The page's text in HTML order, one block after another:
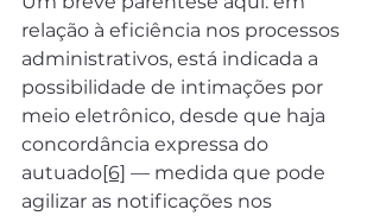
relação à eficiência nos processos
administrativos, está indicada a
possibilidade de intimações por
meio eletrônico, desde que haja
concordância expressa do
autuado[6] — medida que pode
agilizar as notificações nos